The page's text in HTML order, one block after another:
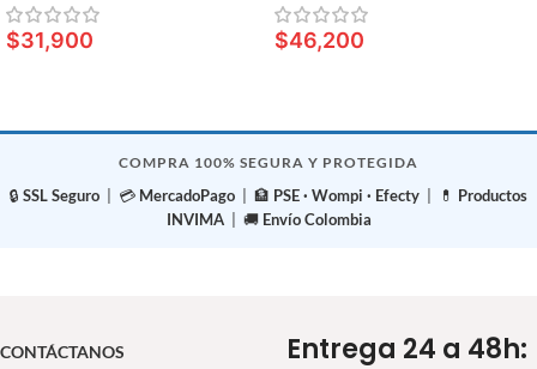
$31,900 $46,200
COMPRA 100% SEGURA Y PROTEGIDA
🔒 SSL Seguro | 💳 MercadoPago | 🏦 PSE · Wompi · Efecty | 💊 Productos
INVIMA| 🚚 Envío Colombia
CONTÁCTANOS
Entrega 24 a 48h: